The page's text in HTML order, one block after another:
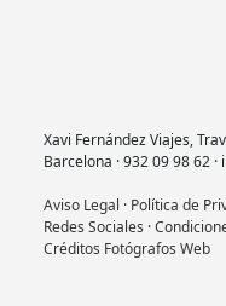
Xavi Fernández Viajes,
Barcelona · 932 09 98 62
Aviso Legal · Política de
Redes Sociales ·
Créditos Fotógrafos Web